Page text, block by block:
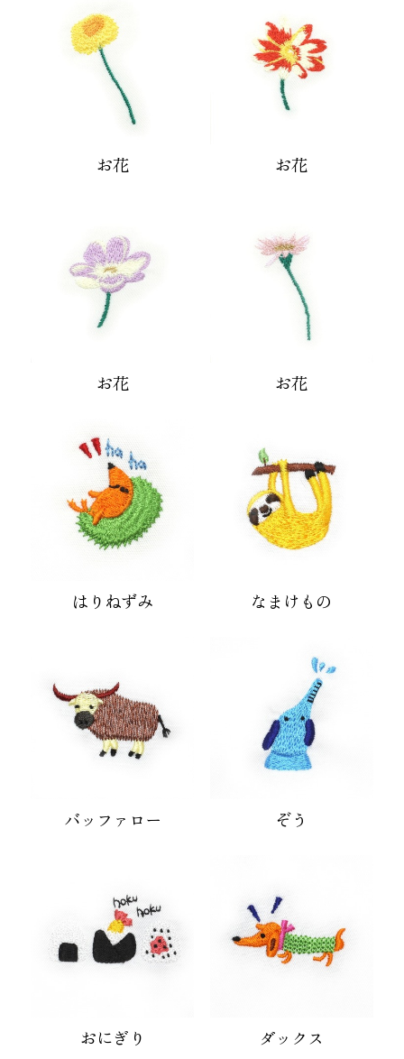
お花 お花
お花 お花
はりねずみ なまけもの
バッファロー ぞう
おにぎり ダックス